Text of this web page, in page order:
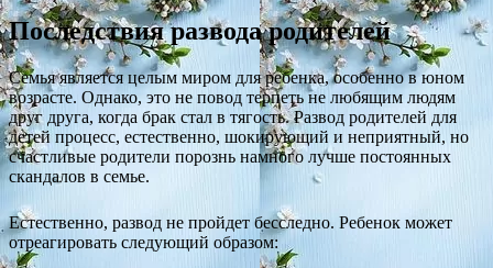
Последствия развода родителей
Семья является целым миром для ребенка, особенно в юном
возрасте. Однако, это не повод терпеть не любящим людям
друг друга, когда брак стал в тягость. Развод родителей для
детей процесс, естественно, шокирующий и неприятный, но
счастливые родители порознь намного лучше постоянных
скандалов в семье.
Естественно, развод не пройдет бесследно. Ребенок может
отреагировать следующий образом: